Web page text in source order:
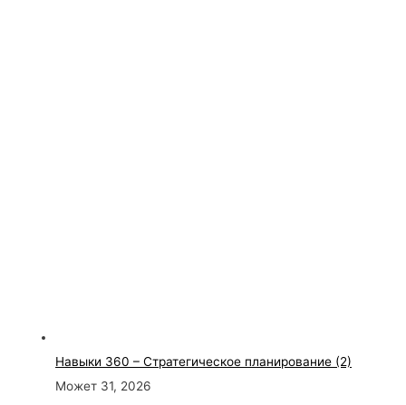
Навыки 360 – Стратегическое планирование (2)
Может 31, 2026